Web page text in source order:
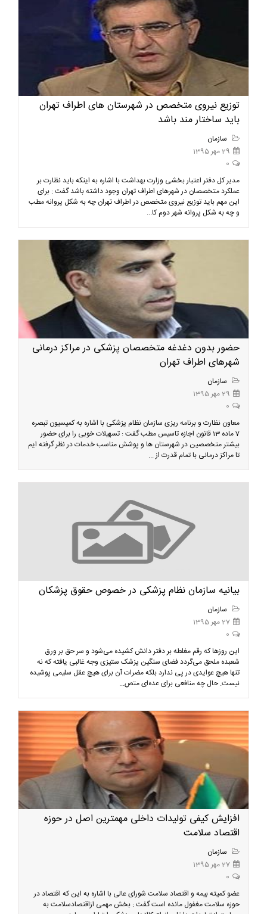
توزیع نیروی متخصص در شهرستان های اطراف تهران
باید ساختار مند باشد
سازمان
29 مهر 1395
0
مدیر کل دفتر اعتبار بخشی وزارت بهداشت با اشاره به اینکه باید نظارت بر
عملکرد متخصصان در شهرهای اطراف تهران وجود داشته باشد گفت : برای
این مهم باید توزیع نیروی متخصص در اطراف تهران چه به شکل پروانه مطب
و چه به شکل پروانه شهر دوم کا...
حضور بدون دغدغه متخصصان پزشکی در مراکز درمانی
شهرهای اطراف تهران
سازمان
29 مهر 1395
0
معاون نظارت و برنامه ریزی سازمان نظام پزشکی با اشاره به کمیسیون تبصره
7 ماده 13 قانون اجازه تاسیس مطب گفت : تسهیلات خوبی را برای حضور
بیشتر متخصصین در شهرستان ها و پوشش مناسب خدمات در نظر گرفته ایم
تا مراکز درمانی با تمام قدرت از ...
بیانیه سازمان نظام پزشکی در خصوص حقوق پزشکان
سازمان
27 مهر 1395
0
این روزها که رقم مغلطه بر دفتر دانش کشیده می‌شود و سر حق بر ورق
شعبده ملحق می‌گردد فضای سنگین پزشک ستیزی وجه غالبی یافته که نه
تنها هیچ عوایدی در پی ندارد بلکه مضرات آن برای هیچ عقل سلیمی پوشیده
نیست. حال چه منافعی برای عده‌ای متص...
افزایش کیفی تولیدات داخلی مهمترین اصل در حوزه
اقتصاد سلامت
سازمان
27 مهر 1395
0
عضو کمیته بیمه و اقتصاد سلامت شورای عالی با اشاره به این که اقتصاد در
حوزه سلامت مغفول مانده است گفت : بخش مهمی ازاقتصادسلامت به